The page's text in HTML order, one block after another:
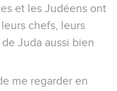
et les Judéens ont
chefs, leurs
Juda aussi bien
me regarder en